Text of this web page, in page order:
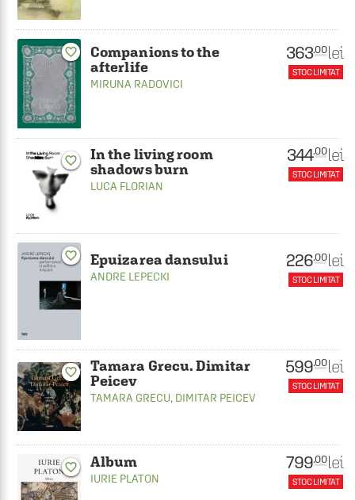
favorite_border
Companions to the
afterlife
MIRUNA RADOVICI
363.00 lei
STOC LIMITAT
favorite_border
In the living room
shadows burn
LUCA FLORIAN
344.00 lei
STOC LIMITAT
favorite_border Epuizarea dansului
ANDRE LEPECKI
226.00 lei
STOC LIMITAT
favorite_border
Tamara Grecu. Dimitar
Peicev
TAMARA GRECU, DIMITAR PEICEV
599.00 lei
STOC LIMITAT
favorite_border Album
IURIE PLATON
799.00 lei
STOC LIMITAT